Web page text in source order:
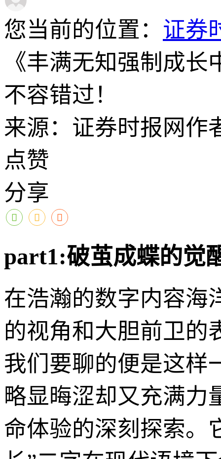
您当前的位置： 证券
《丰满无知强制成
不容错过！
来源：证券时报网作
点赞
分享
part1:破茧成蝶的觉
在浩瀚的数字内容海
的视角和大胆前卫的
我们要聊的便是这
略显晦涩却又充满力
命体验的深刻探索。